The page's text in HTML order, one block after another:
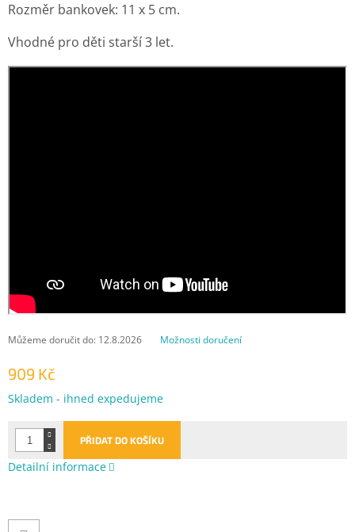
909 Kč
Měrná
Skladem - ihned expedujeme
Můžeme doručit do: 12.8.2026 Možnosti doručení
PŘIDAT DO KOŠÍKU
Rozměr bankovek: 11 x 5 cm.
Vhodné pro děti starší 3 let.
Detailní informace